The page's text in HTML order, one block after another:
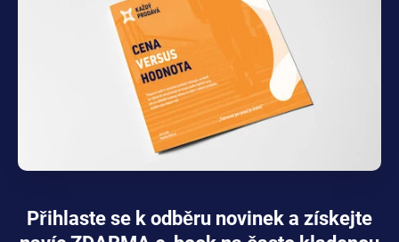
Přihlaste se k odběru novinek a získejte